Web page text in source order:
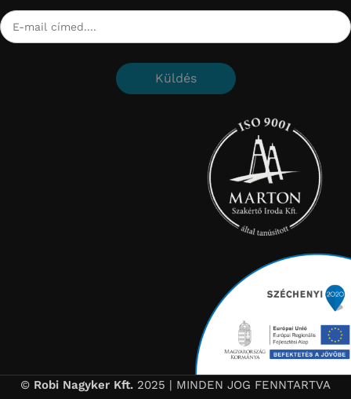
Küldés
© Robi Nagyker Kft. 2025 | MINDEN JOG FENNTARTVA